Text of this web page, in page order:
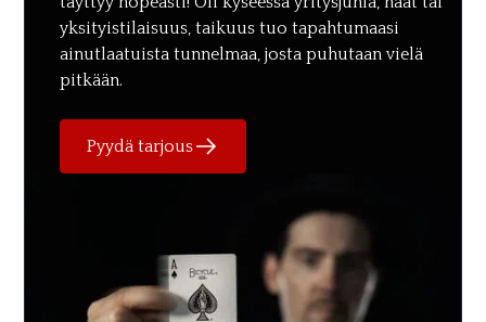
yksityistilaisuus, taikuus tuo tapahtumaasi
ainutlaatuista tunnelmaa, josta puhutaan vielä
pitkään.
Pyydä tarjous